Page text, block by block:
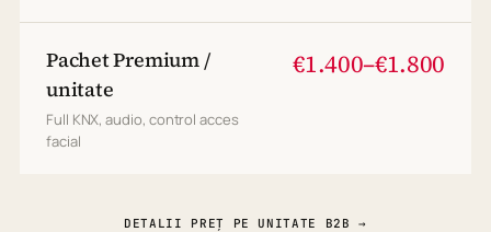
Pachet Premium /
unitate
Full KNX, audio, control acces
facial
€1.400–€1.800
DETALII PREȚ PE UNITATE B2B →